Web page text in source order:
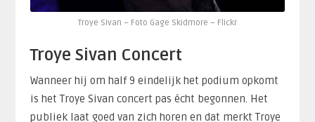
Troye Sivan – Foto Gage Skidmore – Flickr
Troye Sivan Concert
Wanneer hij om half 9 eindelijk het podium opkomt
is het Troye Sivan concert pas écht begonnen. Het
publiek laat goed van zich horen en dat merkt Troye